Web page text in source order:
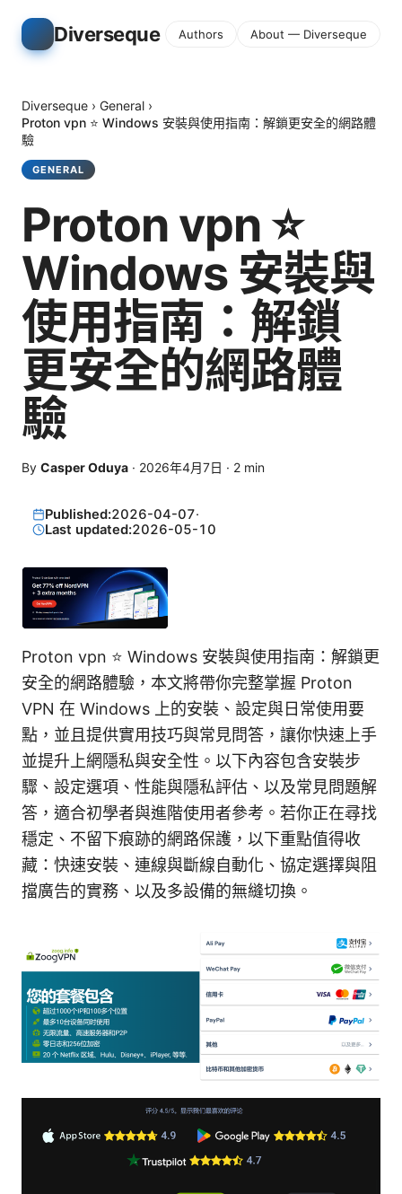
Diverseque Authors About — Diverseque
Diverseque › General ›
Proton vpn ⭐ Windows 安裝與使用指南：解鎖更安全的網路體
驗
GENERAL
Proton vpn ⭐
Windows 安裝與
使用指南：解鎖
更安全的網路體
驗
By Casper Oduya · 2026年4月7日 · 2 min
Published:2026-04-07·
Last updated:2026-05-10
Proton vpn ⭐ Windows 安裝與使用指南：解鎖更
安全的網路體驗，本文將帶你完整掌握 Proton
VPN 在 Windows 上的安裝、設定與日常使用要
點，並且提供實用技巧與常見問答，讓你快速上手
並提升上網隱私與安全性。以下內容包含安裝步
驟、設定選項、性能與隱私評估、以及常見問題解
答，適合初學者與進階使用者參考。若你正在尋找
穩定、不留下痕跡的網路保護，以下重點值得收
藏：快速安裝、連線與斷線自動化、協定選擇與阻
擋廣告的實務、以及多設備的無縫切換。